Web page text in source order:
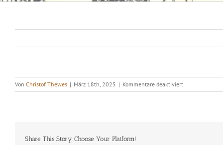
Von Christof Thewes | März 18th, 2025 | Kommentare deaktiviertfür
Free
Share This Story, Choose Your Platform!